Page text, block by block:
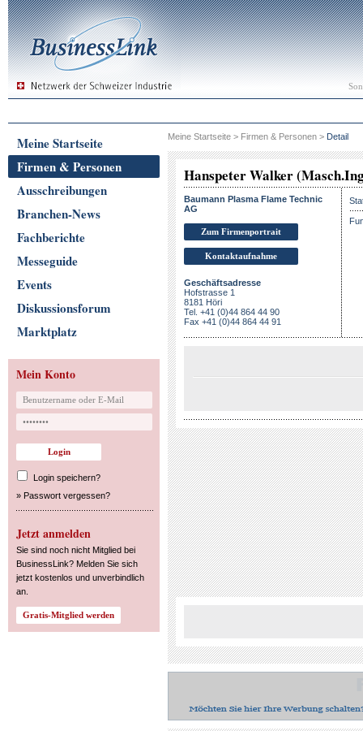
Meine Startseite
Firmen & Personen
Ausschreibungen
Branchen-News
Fachberichte
Messeguide
Events
Diskussionsforum
Marktplatz
Mein Konto
Login speichern?
» Passwort vergessen?
Jetzt anmelden
Sie sind noch nicht Mitglied bei
BusinessLink? Melden Sie sich
jetzt kostenlos und unverbindlich
an.
Meine Startseite > Firmen & Personen > Detail
Hanspeter Walker
Baumann Plasma Flame Technic
AG
Zum Firmenportrait
Kontaktaufnahme
Geschäftsadresse
Hofstrasse 1
8181 Höri
Tel. +41 (0)44 864 44 90
Fax +41 (0)44 864 44 91